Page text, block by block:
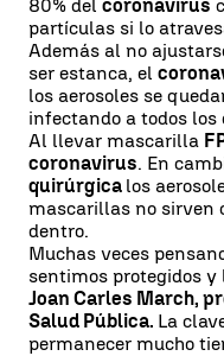
80% del coronavirus
partículas si lo
Además al no
ser estanca, el
los aerosoles se
infectando a todos los
Al llevar mascarilla
coronavirus. En
quirúrgica los
mascarillas no sirven
dentro.
Muchas veces
sentimos protegidos y
Joan Carles March,
Salud Pública. La
permanecer mucho